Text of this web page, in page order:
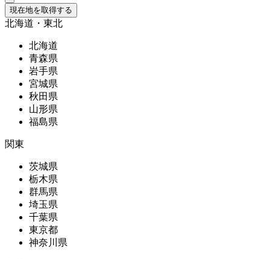
現在地を取得する
北海道・東北
北海道
青森県
岩手県
宮城県
秋田県
山形県
福島県
関東
茨城県
栃木県
群馬県
埼玉県
千葉県
東京都
神奈川県